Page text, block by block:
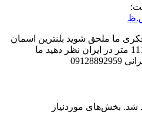
ما ملحق شوید بلنترین اسمان
خراش جهان به ارتفاع 1112 متر در ایران نظر دهید ما
شد. بخش‌های موردنیاز